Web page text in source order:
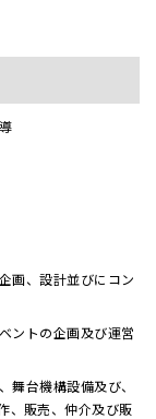
画、設計並びにコン
ントの企画及び運営
舞台機構設備及び、
、販売、仲介及び販